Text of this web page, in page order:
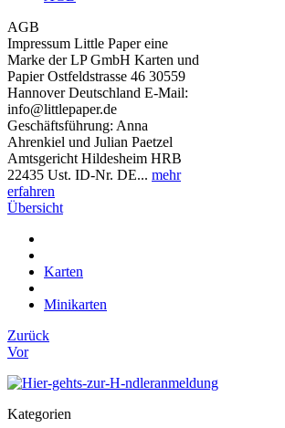
AGB
Impressum Little Paper eine
Marke der LP GmbH Karten und
Papier Ostfeldstrasse 46 30559
Hannover Deutschland E-Mail:
info@littlepaper.de
Geschäftsführung: Anna
Ahrenkiel und Julian Paetzel
Amtsgericht Hildesheim HRB
22435 Ust. ID-Nr. DE... mehr
erfahren
Übersicht
Karten
Minikarten
Zurück
Vor
Kategorien